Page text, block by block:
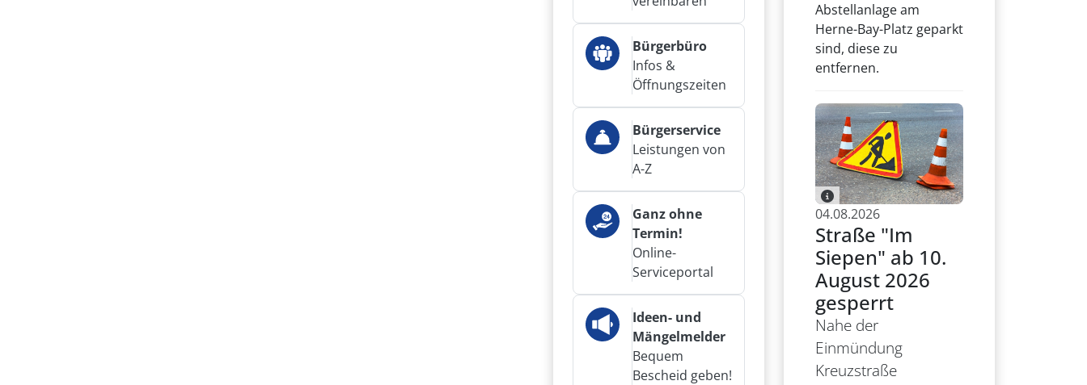
Bürgerbüro
Infos &
Öffnungszeiten
Bürgerservice
Leistungen von
A-Z
Ganz ohne
Termin!
Online-
Serviceportal
Ideen- und
Mängelmelder
Bequem
Bescheid geben!
Abstellanlage am
Herne-Bay-Platz geparkt
sind, diese zu
entfernen.
04.08.2026
Straße "Im
Siepen" ab 10.
August 2026
gesperrt
Nahe der
Einmündung
Kreuzstraße